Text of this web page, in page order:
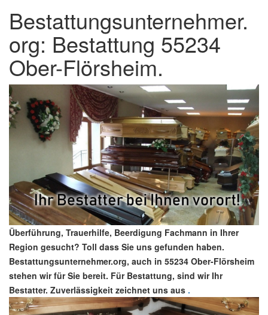
Bestattungsunternehmer.
org: Bestattung 55234
Ober-Flörsheim.
Überführung, Trauerhilfe, Beerdigung Fachmann in Ihrer
Region gesucht? Toll dass Sie uns gefunden haben.
Bestattungsunternehmer.org, auch in 55234 Ober-Flörsheim
stehen wir für Sie bereit. Für Bestattung, sind wir Ihr
Bestatter. Zuverlässigkeit zeichnet uns aus .